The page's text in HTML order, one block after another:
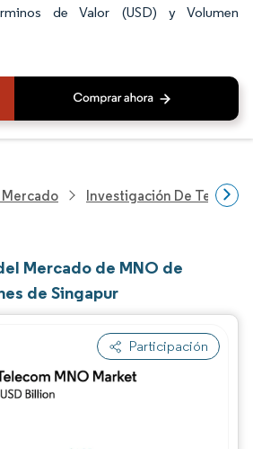
de Valor (USD) y Volumen
Mercado Investigación De
Mercado de MNO de
de Singapur
Participación